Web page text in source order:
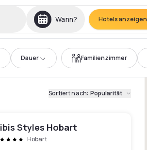
Wann? Hotels anzeigen
Dauer Familienzimmer
Sortiert nach: Popularität
ibis Styles Hobart
Hobart